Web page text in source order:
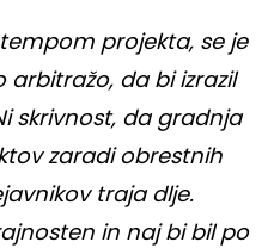
projekta, se je
arbitražo, da bi izrazil
skrivnost, da gradnja
zaradi obrestnih
traja dlje.
in naj bi bil po